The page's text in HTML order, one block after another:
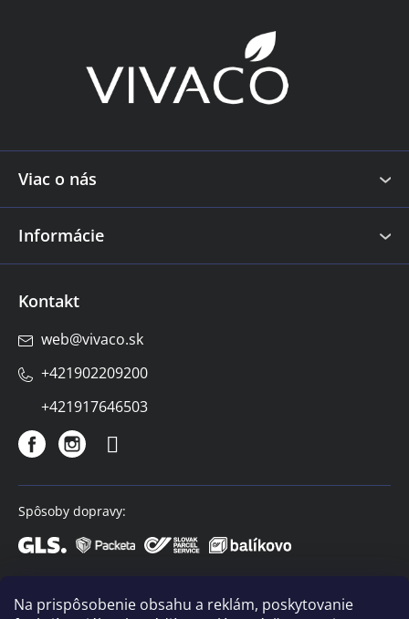
Na prispôsobenie obsahu a reklám, poskytovanie
i
Viac o nás
Informácie
Kontakt
web@vivaco.sk
+421902209200
+421917646503
Spôsoby dopravy:
Spôsoby platby: